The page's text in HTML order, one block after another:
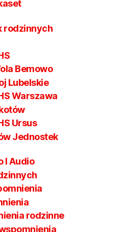
rodzinnych
Bemowo
Lubelskie
Warszawa
Ursus
Jednostek
I Audio
rodzinne